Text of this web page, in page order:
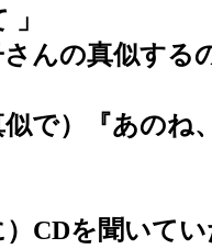
さんの真似する
似で）『あのね
）CDを聞いて